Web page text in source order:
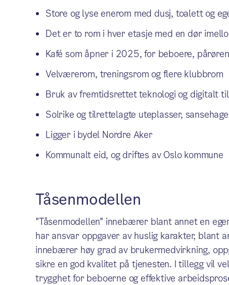
Store og lyse enerom med dusj, toalett og
Det er to rom i hver etasje med en dør
Kafé som åpner i 2025, for beboere,
Velværerom, treningsrom og flere klubbrom
Bruk av fremtidsrettet teknologi og digitalt
Solrike og tilrettelagte uteplasser,
Ligger i bydel Nordre Aker
Kommunalt eid, og driftes av Oslo kommune
Tåsenmodellen
"Tåsenmodellen" innebærer blant annet en
har ansvar oppgaver av huslig karakter, blant
innebærer høy grad av brukermedvirkning,
sikre en god kvalitet på tjenesten. I tillegg vil
trygghet for beboerne og effektive